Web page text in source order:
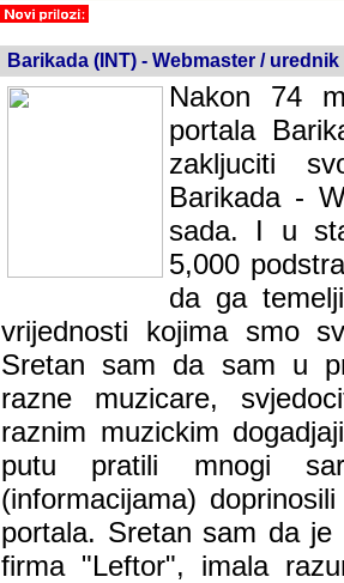
Barikada (INT) - Webmaster / urednik
Nakon 74
portala
zakljuciti
Barikada -
sada. I u
5,000
da ga
vrijednosti kojima smo
Sretan sam da sam u
muzicare, svjedociti
muzickim dogadjajima...
mnogi saradnici koji
doprinosili vrijednosti i
sam da je i moj web
imala razumijevanja za